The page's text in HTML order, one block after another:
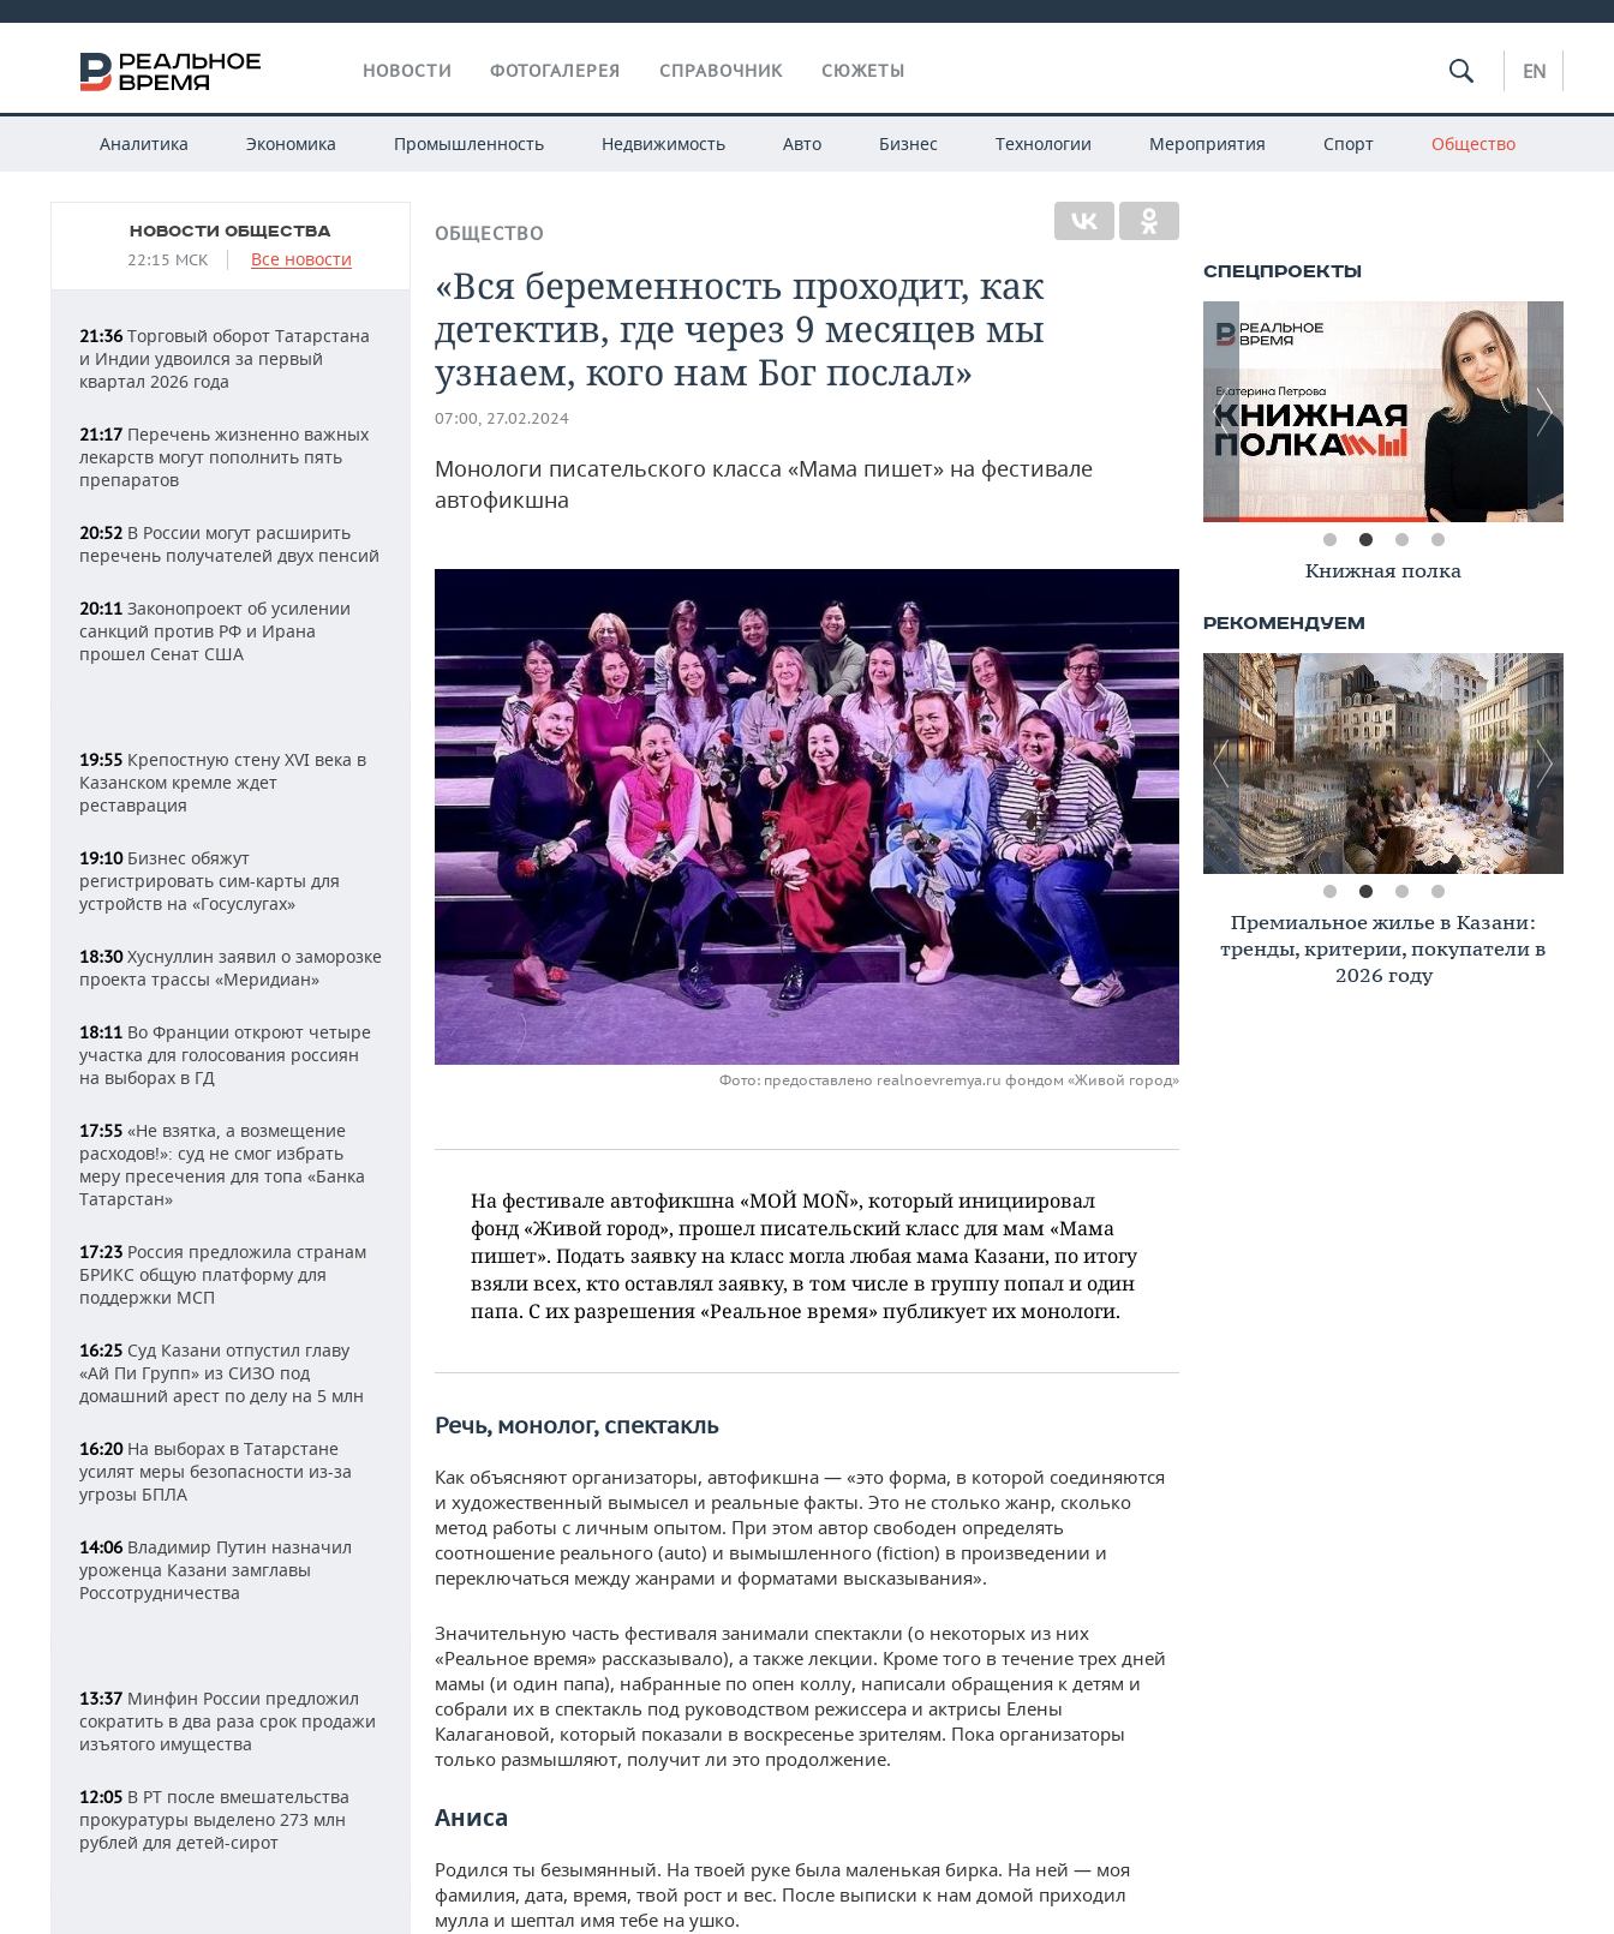
НОВОСТИ ФОТОГАЛЕРЕЯ СПРАВОЧНИК СЮЖЕТЫ EN
Аналитика Экономика Промышленность Недвижимость Авто Бизнес Технологии Мероприятия Спорт Общество
НОВОСТИ ОБЩЕСТВА
22:15 МСК Все новости
21:36 Торговый оборот Татарстана
и Индии удвоился за первый
квартал 2026 года
21:17 Перечень жизненно важных
лекарств могут пополнить пять
препаратов
20:52 В России могут расширить
перечень получателей двух пенсий
20:11 Законопроект об усилении
санкций против РФ и Ирана
прошел Сенат США
19:55 Крепостную стену XVI века в
Казанском кремле ждет
реставрация
19:10Бизнес обяжут
регистрировать сим-карты для
устройств на «Госуслугах»
18:30Хуснуллин заявил о заморозке
проекта трассы «Меридиан»
18:11 Во Франции откроют четыре
участка для голосования россиян
на выборах в ГД
17:55 «Не взятка, а возмещение
расходов!»: суд не смог избрать
меру пресечения для топа «Банка
Татарстан»
17:23 Россия предложила странам
БРИКС общую платформу для
поддержки МСП
16:25 Суд Казани отпустил главу
«Ай Пи Групп» из СИЗО под
домашний арест по делу на 5 млн
16:20На выборах в Татарстане
усилят меры безопасности из-за
угрозы БПЛА
14:06 Владимир Путин назначил
уроженца Казани замглавы
Россотрудничества
13:37 Минфин России предложил
сократить в два раза срок продажи
изъятого имущества
12:05 В РТ после вмешательства
прокуратуры выделено 273 млн
рублей для детей-сирот
ОБЩЕСТВО
«Вся беременность проходит, как
детектив, где через 9 месяцев мы
узнаем, кого нам Бог послал»
07:00, 27.02.2024
Монологи писательского класса «Мама пишет» на фестивале
автофикшна
Фото: предоставлено realnoevremya.ru фондом «Живой город»
На фестивале автофикшна «МОЙ MOÑ», который инициировал
фонд «Живой город», прошел писательский класс для мам «Мама
пишет». Подать заявку на класс могла любая мама Казани, по итогу
взяли всех, кто оставлял заявку, в том числе в группу попал и один
папа. С их разрешения «Реальное время» публикует их монологи.
Речь, монолог, спектакль
Как объясняют организаторы, автофикшна — «это форма, в которой соединяются
и художественный вымысел и реальные факты. Это не столько жанр, сколько
метод работы с личным опытом. При этом автор свободен определять
соотношение реального (auto) и вымышленного (fiction) в произведении и
переключаться между жанрами и форматами высказывания».
Значительную часть фестиваля занимали спектакли (о некоторых из них
«Реальное время» рассказывало), а также лекции. Кроме того в течение трех дней
мамы (и один папа), набранные по опен коллу, написали обращения к детям и
собрали их в спектакль под руководством режиссера и актрисы Елены
Калагановой, который показали в воскресенье зрителям. Пока организаторы
только размышляют, получит ли это продолжение.
Аниса
Родился ты безымянный. На твоей руке была маленькая бирка. На ней — моя
фамилия, дата, время, твой рост и вес. После выписки к нам домой приходил
мулла и шептал имя тебе на ушко.
Книжная полка
Премиальное жилье в Казани:
тренды, критерии, покупатели в
2026 году